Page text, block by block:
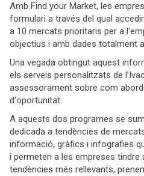
Amb Find your Market, les
formulari a través del qual
a 10 mercats prioritaris per a
objectius i amb dades totalment
Una vegada obtingut aquest
els serveis personalitzats de
assessorament sobre com
d'oportunitat.
A aquests dos programes se
dedicada a tendències de
informació, gràfics i infografies
i permeten a les empreses tindre
tendències més rellevants,